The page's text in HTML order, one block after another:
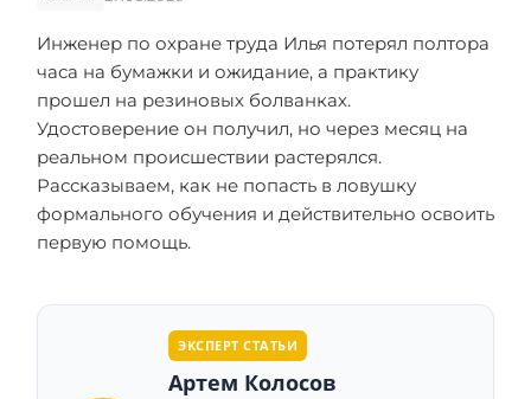
Инженер по охране труда Илья потерял полтора
часа на бумажки и ожидание, а практику
прошел на резиновых болванках.
Удостоверение он получил, но через месяц на
реальном происшествии растерялся.
Рассказываем, как не попасть в ловушку
формального обучения и действительно освоить
первую помощь.
ЭКСПЕРТ СТАТЬИ
Артем Колосов